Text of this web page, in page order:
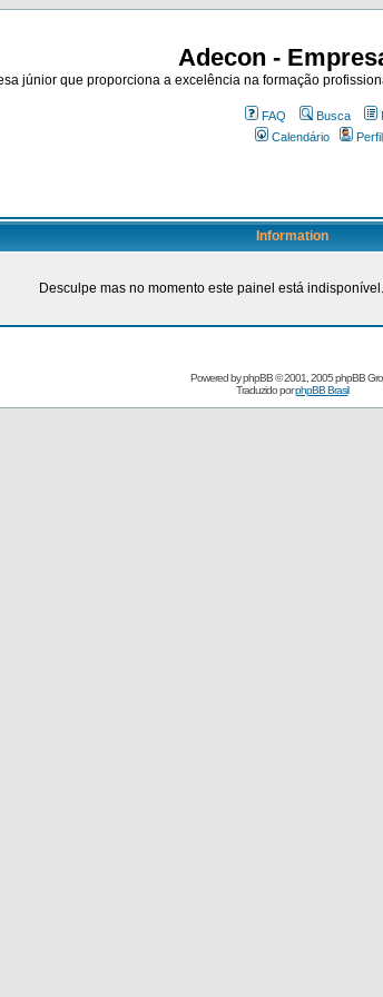
Adecon -
júnior que proporciona a excelência na formação
FAQ Busca
Calendário
Perfil
Information
Desculpe mas no momento este painel está
Powered byphpBB© 2001, 2005 phpBB
Traduzido porphpBB Brasil